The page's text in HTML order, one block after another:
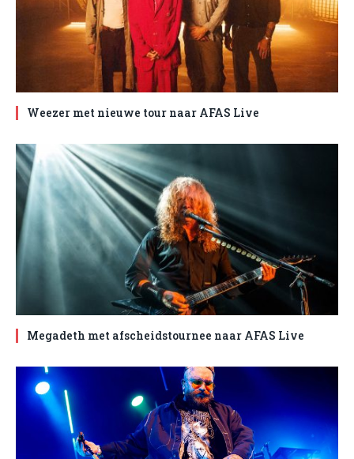
Weezer met nieuwe tour naar AFAS Live
Megadeth met afscheidstournee naar AFAS Live